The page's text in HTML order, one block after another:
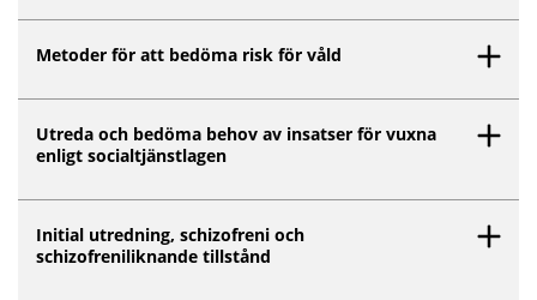
Metoder för att bedöma risk för våld
Utreda och bedöma behov av insatser för vuxna
enligt socialtjänstlagen
Initial utredning, schizofreni och
schizofreniliknande tillstånd